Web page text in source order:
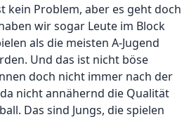
kein Problem, aber es geht doch
wir sogar Leute im Block
als die meisten A-Jugend
Und das ist nicht böse
doch nicht immer nach der
nicht annähernd die Qualität
Das sind Jungs, die spielen